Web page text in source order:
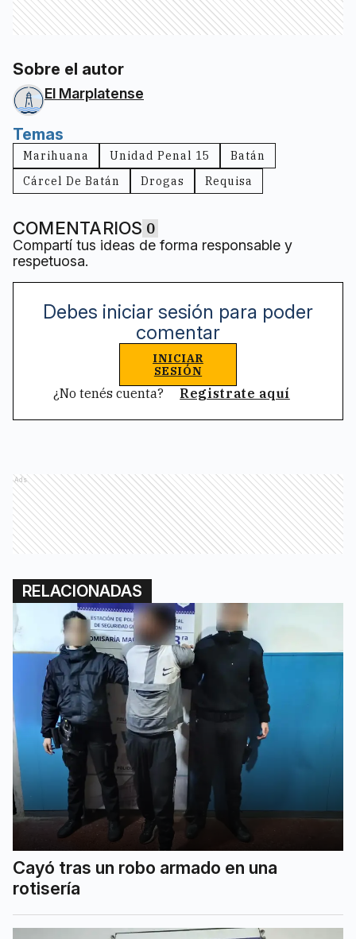
Sobre el autor
El Marplatense
Temas
Marihuana Unidad Penal 15
Batán
Cárcel De Batán
Drogas Requisa
COMENTARIOS 0
Compartí tus ideas de forma responsable y
respetuosa.
Debes iniciar sesión para poder
comentar
INICIAR
SESIÓN
¿No tenés cuenta? Registrate aquí
Ads
RELACIONADAS
Cayó tras un robo armado en una
rotisería